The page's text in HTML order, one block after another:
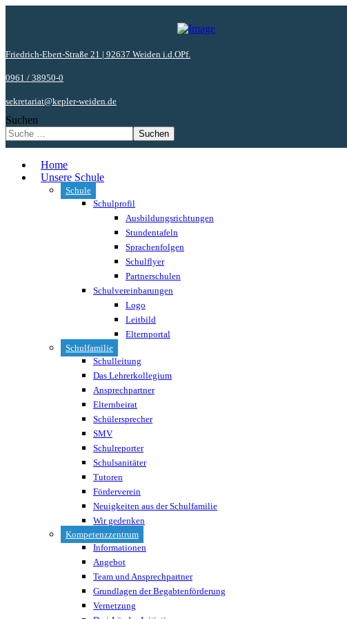
Friedrich-Ebert-Straße 21 | 92637 Weiden i.d.OPf.
0961 / 38950-0
sekretariat@kepler-weiden.de
Suchen
Suchen
Home
Unsere Schule
Schule
Schulprofil
Ausbildungsrichtungen
Stundentafeln
Sprachenfolgen
Schulflyer
Partnerschulen
Schulvereinbarungen
Logo
Leitbild
Elternportal
Schulfamilie
Schulleitung
Das Lehrerkollegium
Ansprechpartner
Elternbeirat
Schülersprecher
SMV
Schulreporter
Schulsanitäter
Tutoren
Förderverein
Neuigkeiten aus der Schulfamilie
Wir gedenken
Kompetenzzentrum
Informationen
Angebot
Team und Ansprechpartner
Grundlagen der Begabtenförderung
Vernetzung